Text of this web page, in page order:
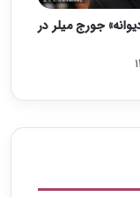
جورج میلر در